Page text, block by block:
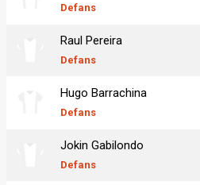
Defans
Raul Pereira
Defans
Hugo Barrachina
Defans
Jokin Gabilondo
Defans